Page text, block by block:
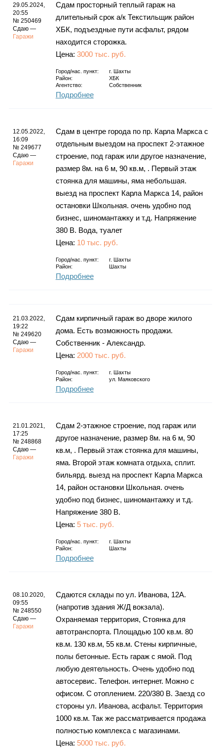
29.05.2024,
20:55
№ 250469
Сдаю —
Гаражи
Сдам просторный теплый гараж на
длительный срок а/к Текстильщик район
ХБК, подъездные пути асфальт, рядом
находится сторожка.
Цена: 3000 тыс. руб.
Город/нас. пункт: г.
Шахты
Район:
ХБК
Агентство:
Собственник
Подробнее
12.05.2022,
16:09
№ 249677
Сдаю —
Гаражи
Сдам в центре города по пр. Карла Маркса с
отдельным выездом на проспект 2-этажное
строение, под гараж или другое назначение,
размер 8м. на 6 м, 90 кв.м, . Первый этаж
стоянка для машины, яма небольшая.
выезд на проспект Карла Маркса 14, район
остановки Школьная. очень удобно под
бизнес, шиномантажку и т.д. Напряжение
380 В. Вода, туалет
Цена: 10 тыс. руб.
Город/нас. пункт: г.
Шахты
Район:
Шахты
Подробнее
21.03.2022,
19:22
№ 249620
Сдаю —
Гаражи
Сдам кирпичный гараж во дворе жилого
дома. Есть возможность продажи.
Собственник - Александр.
Цена: 2000 тыс. руб.
Город/нас. пункт: г.
Шахты
Район:
ул. Маяковского
Подробнее
21.01.2021,
17:25
№ 248868
Сдаю —
Гаражи
Сдам 2-этажное строение, под гараж или
другое назначение, размер 8м. на 6 м, 90
кв.м, . Первый этаж стоянка для машины,
яма. Второй этаж комната отдыха, сплит.
бильярд. выезд на проспект Карла Маркса
14, район остановки Школьная. очень
удобно под бизнес, шиномантажку и т.д.
Напряжение 380 В.
Цена: 5 тыс. руб.
Город/нас. пункт: г.
Шахты
Район:
Шахты
Подробнее
08.10.2020,
09:55
№ 248550
Сдаю —
Гаражи
Сдаются склады по ул. Иванова, 12А.
(напротив здания Ж/Д вокзала).
Охраняемая территория, Стоянка для
автотранспорта. Площадью 100 кв.м. 80
кв.м. 130 кв.м, 55 кв.м. Стены кирпичные,
полы бетонные. Есть гараж с ямой. Под
любую деятельность. Очень удобно под
автосервис. Телефон. интернет. Можно с
офисом. С отоплением. 220/380 В. Заезд со
стороны ул. Иванова, асфальт. Территория
1000 кв.м. Так же рассматривается продажа
полностью комплекса с магазинами.
Цена: 5000 тыс. руб.